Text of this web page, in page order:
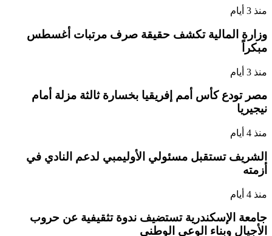
منذ 3 أيام
وزارة المالية تكشف حقيقة صرف مرتبات أغسطس
مبكراً
منذ 3 أيام
مصر تودع كأس أمم إفريقيا بخسارة ثالثة مزلة أمام
نيجيريا
منذ 4 أيام
الشريف تستقبل مسئولي الأوليمبي لدعم النادي في
أزمته
منذ 4 أيام
جامعة الإسكندرية تستضيف ندوة تثقيفية عن حروب
الأجيال وبناء الوعي الوطني